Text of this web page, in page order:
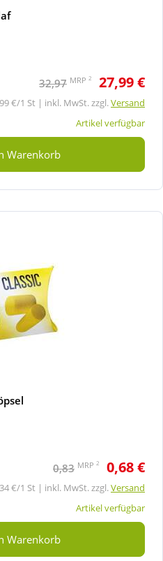
32,97 MRP 2 27,99 €
€/1 St | inkl. MwSt. zzgl.Versand
Artikel verfügbar
Warenkorb
0,83 MRP 2 0,68 €
€/1 St | inkl. MwSt. zzgl.Versand
Artikel verfügbar
Warenkorb